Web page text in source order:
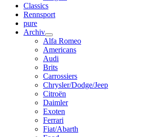
Classics
Rennsport
pure
Archiv
Menü
öffnen
Alfa Romeo
Americans
Audi
Brits
Carrossiers
Chrysler/Dodge/Jeep
Citroën
Daimler
Exoten
Ferrari
Fiat/Abarth